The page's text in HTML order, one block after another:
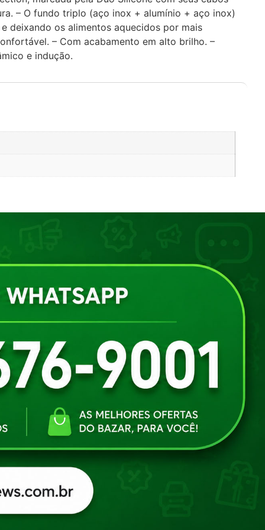
– O fundo triplo (aço inox + alumínio + aço inox)
deixando os alimentos aquecidos por mais
– Com acabamento em alto brilho. –
e indução.